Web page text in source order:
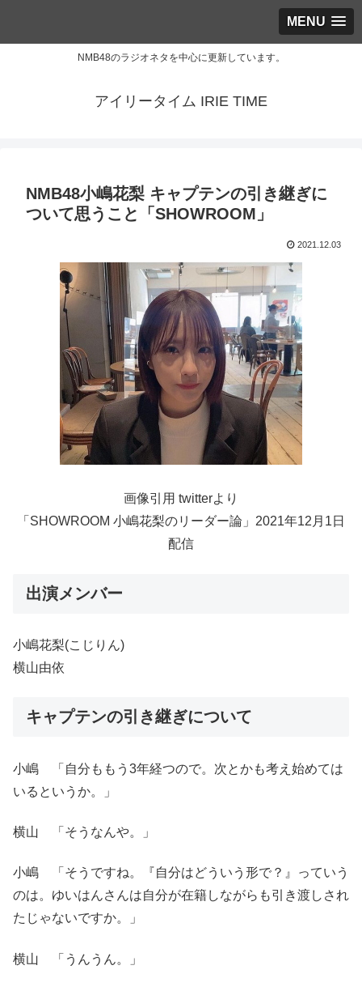
MENU
NMB48のラジオネタを中心に更新しています。
アイリータイム IRIE TIME
NMB48小嶋花梨 キャプテンの引き継ぎに
ついて思うこと「SHOWROOM」
2021.12.03
画像引用 twitterより
「SHOWROOM 小嶋花梨のリーダー論」2021年12月1日
配信
出演メンバー
小嶋花梨(こじりん)
横山由依
キャプテンの引き継ぎについて
小嶋 「自分ももう3年経つので。次とかも考え始めては
いるというか。」
横山 「そうなんや。」
小嶋 「そうですね。『自分はどういう形で？』っていう
のは。ゆいはんさんは自分が在籍しながらも引き渡しされ
たじゃないですか。」
横山 「うんうん。」